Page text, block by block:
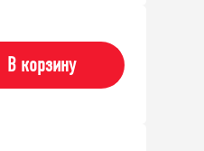
В корзину